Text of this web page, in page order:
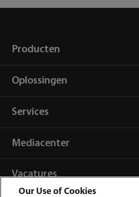
Producten
Oplossingen
Services
Mediacenter
Vacatures
Our Use of Cookies